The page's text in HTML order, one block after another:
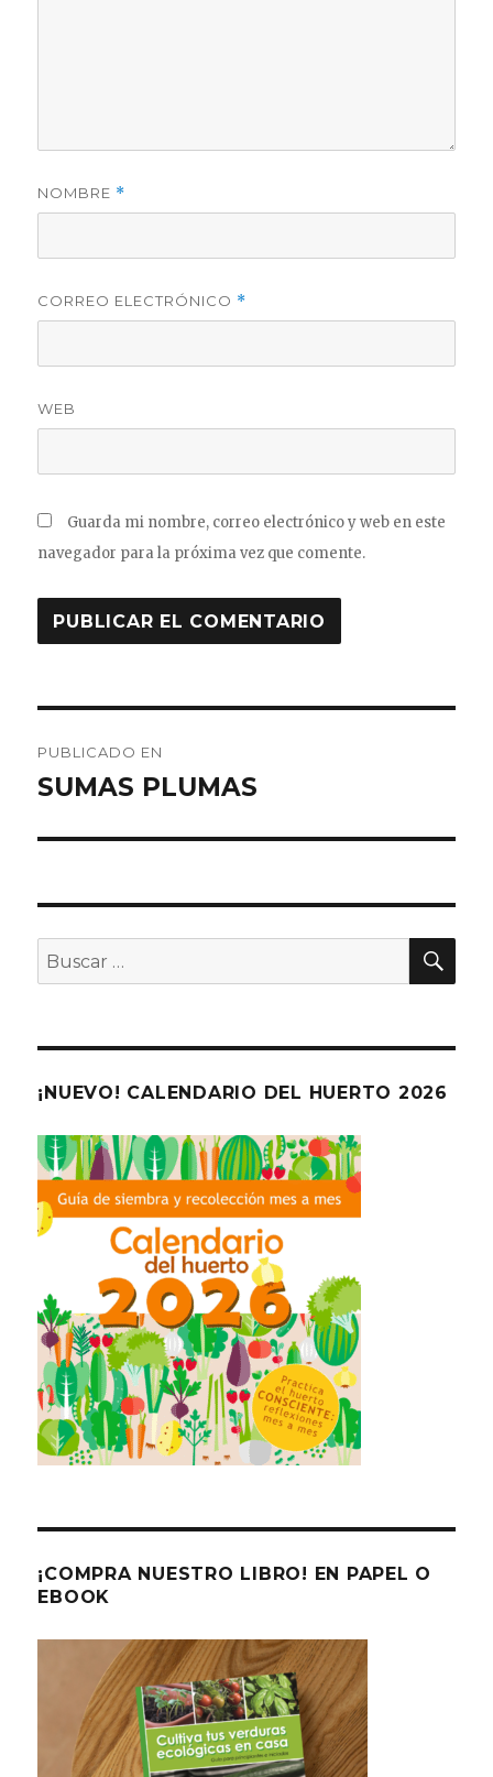
NOMBRE *
CORREO ELECTRÓNICO *
WEB
Guarda mi nombre, correo electrónico y web en este
navegador para la próxima vez que comente.
de
PUBLICADO EN
SUMAS PLUMAS
Buscar
por:
¡NUEVO! CALENDARIO DEL HUERTO 2026
¡COMPRA NUESTRO LIBRO! EN PAPEL O
EBOOK